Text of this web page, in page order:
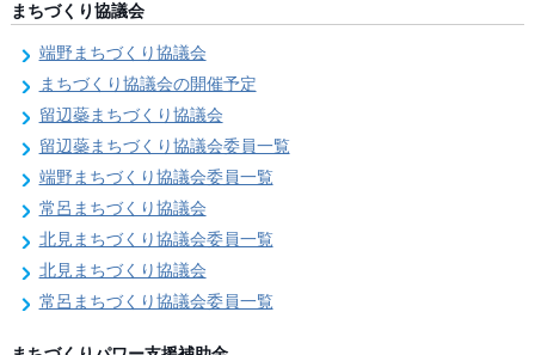
まちづくり協議会
端野まちづくり協議会
まちづくり協議会の開催予定
留辺蘂まちづくり協議会
留辺蘂まちづくり協議会委員一覧
端野まちづくり協議会委員一覧
常呂まちづくり協議会
北見まちづくり協議会委員一覧
北見まちづくり協議会
常呂まちづくり協議会委員一覧